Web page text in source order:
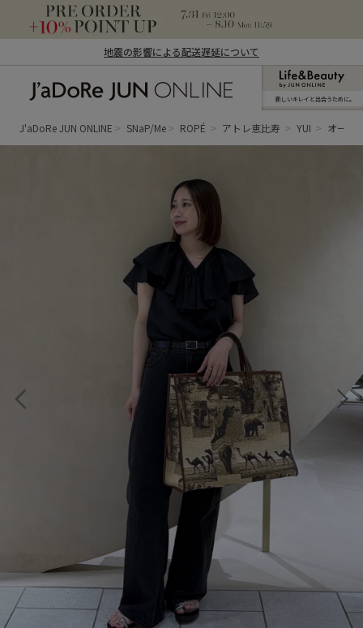
地震の影響による配送遅延について
ン オンライン）
新しいキレイと出合うために。
J'aDoRe JUN ONLINE SNaP/Me ROPÉ アトレ恵比寿 YUI オール